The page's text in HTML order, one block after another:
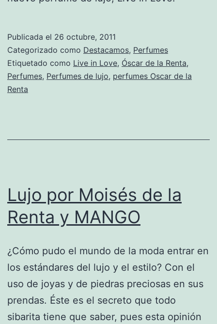
Publicada el 26 octubre, 2011
Categorizado como Destacamos, Perfumes
Etiquetado como Live in Love, Óscar de la Renta,
Perfumes, Perfumes de lujo, perfumes Oscar de la
Renta
Lujo por Moisés de la
Renta y MANGO
¿Cómo pudo el mundo de la moda entrar en
los estándares del lujo y el estilo? Con el
uso de joyas y de piedras preciosas en sus
prendas. Éste es el secreto que todo
sibarita tiene que saber, pues esta opinión